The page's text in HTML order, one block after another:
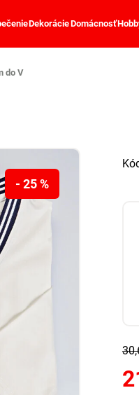
DekorácieDomácnosť
do V
- 25 %